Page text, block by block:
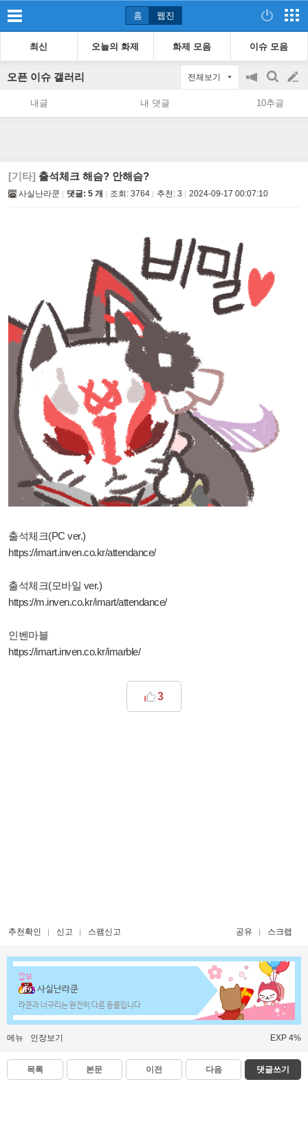
홈 웹진
최신 오늘의 화제 화제 모음 이슈 모음
오픈 이슈 갤러리 전체보기
공
지
on/off
검
색
글
쓰
내글 내 댓글 10추글
[기타] 출석체크 해슴? 안해슴?
사실난라쿤 댓글: 5 개 조회: 3764 추천: 3 2024-09-17 00:07:10
출석체크(PC ver.)
https://imart.inven.co.kr/attendance/
출석체크(모바일 ver.)
https://m.inven.co.kr/imart/attendance/
인벤마블
https://imart.inven.co.kr/imarble/
3
추천확인 신고 스팸신고 공유 스크랩
갑부
사실난라쿤
라쿤과 너구리는 완전히 다른 동물입니다
메뉴 인장보기 EXP 4%
목록 본문 이전 다음 댓글쓰기